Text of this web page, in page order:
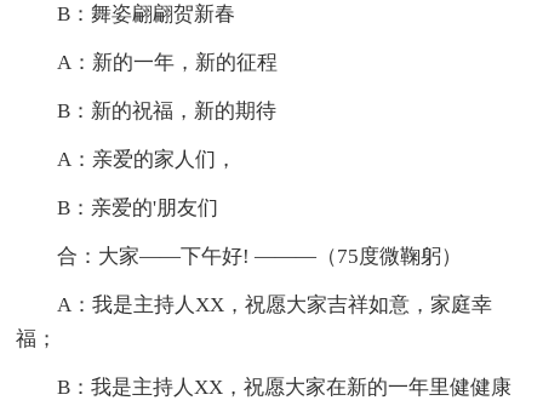
B：舞姿翩翩贺新春
A：新的一年，新的征程
B：新的祝福，新的期待
A：亲爱的家人们，
B：亲爱的'朋友们
合：大家——下午好! ———（75度微鞠躬）
A：我是主持人XX，祝愿大家吉祥如意，家庭幸
福；
B：我是主持人XX，祝愿大家在新的一年里健健康